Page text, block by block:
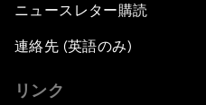
ニュースレター購読
連絡先 (英語のみ)
リンク